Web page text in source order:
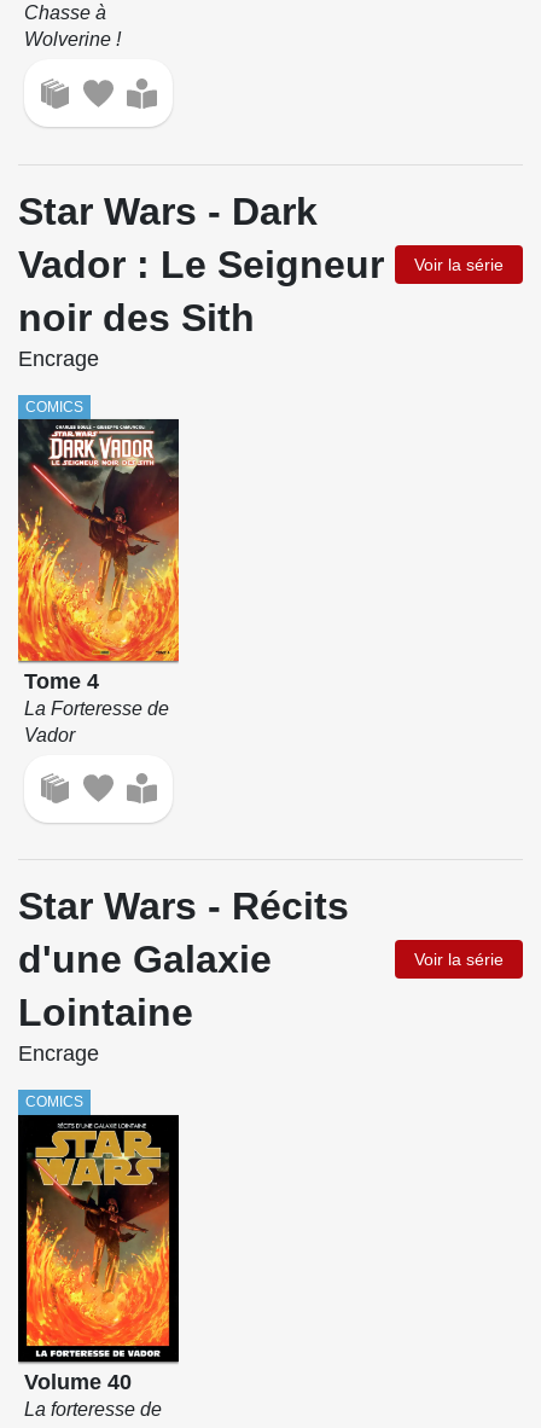
Chasse à
Wolverine !
Star Wars - Dark
Vador : Le Seigneur
noir des Sith
Voir la série
Encrage
COMICS
Tome 4
La Forteresse de
Vador
Star Wars - Récits
d'une Galaxie
Lointaine
Voir la série
Encrage
COMICS
Volume 40
La forteresse de